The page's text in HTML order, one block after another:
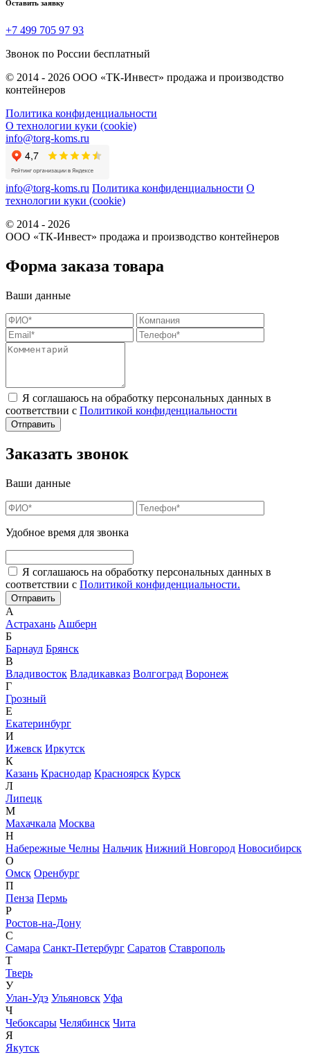
Оставить заявку
+7 499 705 97 93
Звонок по России бесплатный
© 2014 - 2026 ООО «ТК-Инвест» продажа и производство
контейнеров
Политика конфиденциальности
О технологии куки (cookie)
info@torg-koms.ru
info@torg-koms.ru Политика конфиденциальности О
технологии куки (cookie)
© 2014 - 2026
ООО «ТК-Инвест» продажа и производство контейнеров
Форма заказа товара
Ваши данные
Я соглашаюсь на обработку персональных данных в
соответствии с Политикой конфиденциальности
Заказать звонок
Ваши данные
Удобное время для звонка
Я соглашаюсь на обработку персональных данных в
соответствии с Политикой конфиденциальности.
А
Астрахань Ашберн
Б
Барнаул Брянск
В
Владивосток Владикавказ Волгоград Воронеж
Г
Грозный
Е
Екатеринбург
И
Ижевск Иркутск
К
Казань Краснодар Красноярск Курск
Л
Липецк
М
Махачкала Москва
Н
Набережные Челны Нальчик Нижний Новгород Новосибирск
О
Омск Оренбург
П
Пенза Пермь
Р
Ростов-на-Дону
С
Самара Санкт-Петербург Саратов Ставрополь
Т
Тверь
У
Улан-Удэ Ульяновск Уфа
Ч
Чебоксары Челябинск Чита
Я
Якутск